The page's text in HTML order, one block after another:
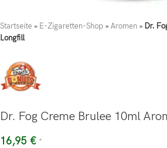
Startseite » E-Zigaretten-Shop »Aromen » Dr.
Longfill
Dr. Fog Creme Brulee 10ml
16,95 € *